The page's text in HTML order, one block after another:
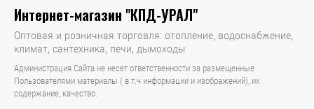
Интернет-магазин "КПД-УРАЛ"
Оптовая и розничная торговля: отопление, водоснабжение,
климат, сантехника, печи, дымоходы
Администрация Сайта не несет ответственности за размещенные
Пользователями материалы ( в т.ч информации и изображений), их
содержание, качество.